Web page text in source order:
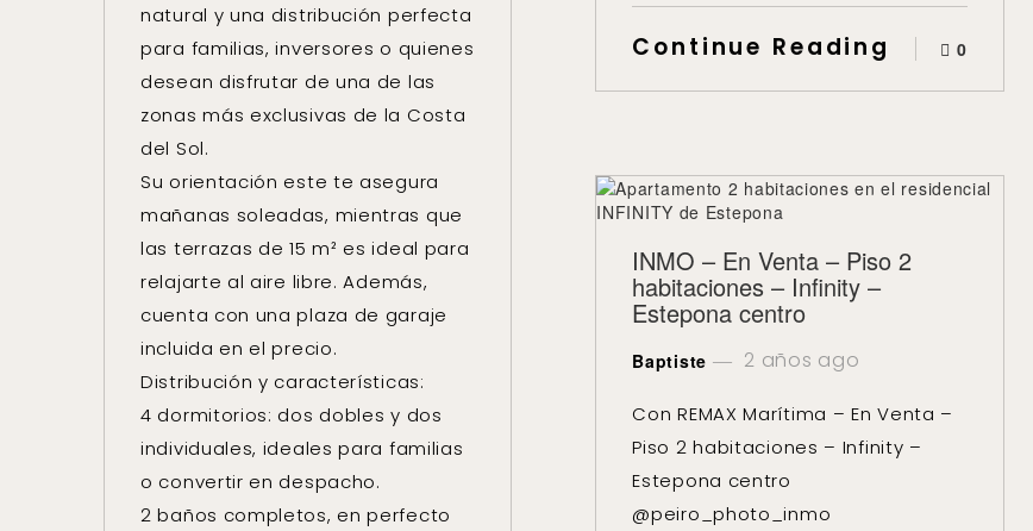
natural y una distribución perfecta
para familias, inversores o quienes
desean disfrutar de una de las
zonas más exclusivas de la Costa
del Sol.
Su orientación este te asegura
mañanas soleadas, mientras que
las terrazas de 15 m² es ideal para
relajarte al aire libre. Además,
cuenta con una plaza de garaje
incluida en el precio.
Distribución y características:
4 dormitorios: dos dobles y dos
individuales, ideales para familias
o convertir en despacho.
2 baños completos, en perfecto
Continue Reading 0
INMO – En Venta – Piso 2
habitaciones – Infinity –
Estepona centro
Baptiste 2 años ago
Con REMAX Marítima – En Venta –
Piso 2 habitaciones – Infinity –
Estepona centro
@peiro_photo_inmo